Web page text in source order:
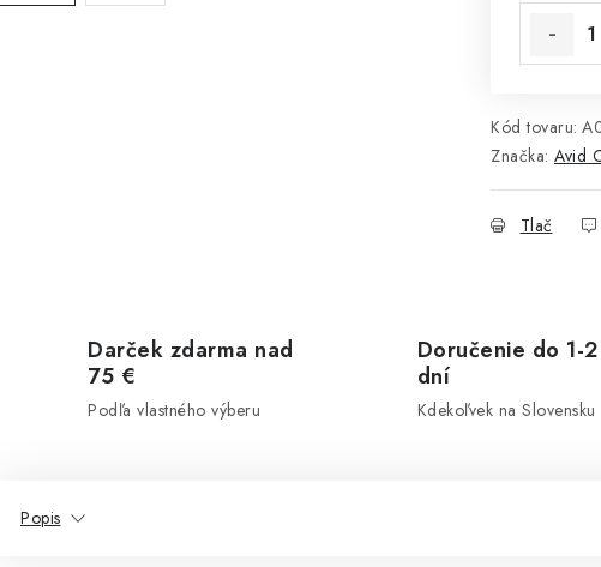
Kód tovaru:
Značka: Avid
Tlač
Darček zdarma nad
75 €
Podľa vlastného výberu
Doručenie do 1-2
dní
Kdekoľvek na Slovensku
Popis